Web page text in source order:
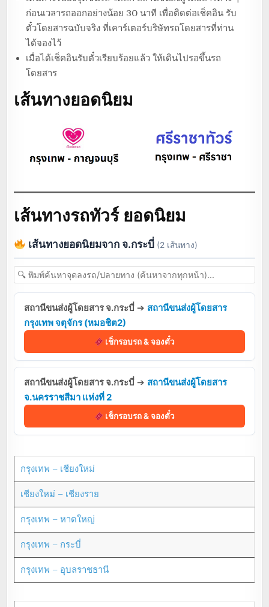
ก่อนเวลารถออกอย่างน้อย 30 นาที เพื่อติดต่อเช็คอิน รับ
ตั๋วโดยสารฉบับจริง ที่เคาร์เตอร์บริษัทรถโดยสารที่ท่าน
ได้จองไว้
เมื่อได้เช็คอินรับตั๋วเรียบร้อยแล้ว ให้เดินไปรอขึ้นรถ
โดยสาร
เส้นทางยอดนิยม
เส้นทางรถทัวร์ ยอดนิยม
เส้นทางยอดนิยมจาก จ.กระบี่ (2 เส้นทาง)
สถานีขนส่งผู้โดยสาร จ.กระบี่ ➔ สถานีขนส่งผู้โดยสาร
กรุงเทพ จตุจักร (หมอชิต2)
เช็กรอบรถ & จองตั๋ว
สถานีขนส่งผู้โดยสาร จ.กระบี่ ➔ สถานีขนส่งผู้โดยสาร
จ.นครราชสีมา แห่งที่ 2
เช็กรอบรถ & จองตั๋ว
กรุงเทพ – เชียงใหม่
เชียงใหม่ – เชียงราย
กรุงเทพ – หาดใหญ่
กรุงเทพ – กระบี่
กรุงเทพ – อุบลราชธานี